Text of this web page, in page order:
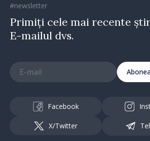
#newsletter
Primiți cele mai recente
E-mailul dvs.
Facebook
X/Twitter